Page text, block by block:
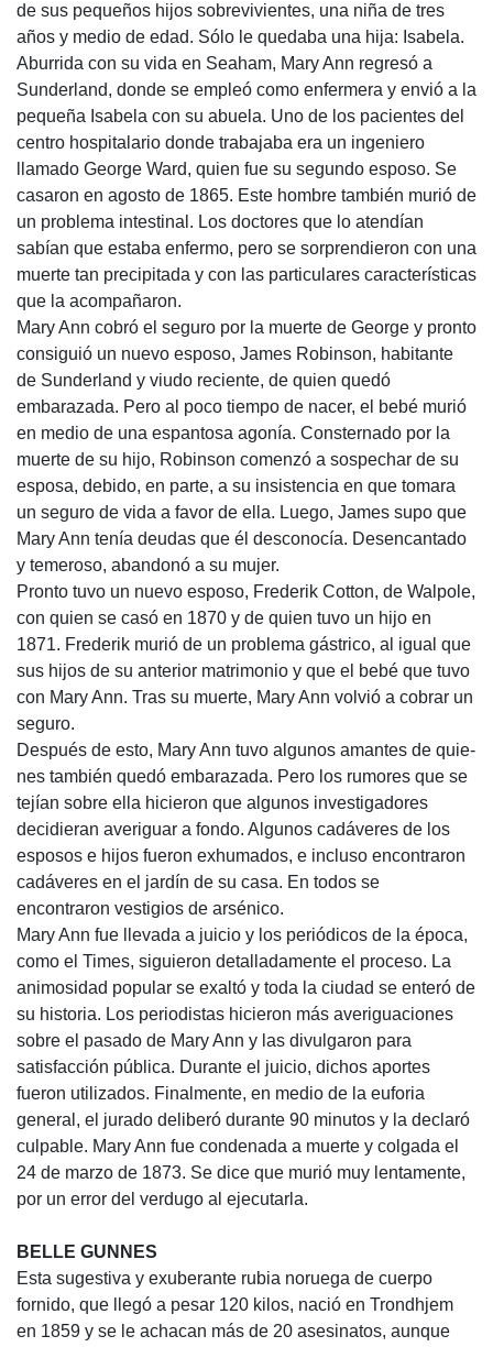
de sus pequeños hijos sobrevivientes, una niña de tres
años y medio de edad. Sólo le quedaba una hija: Isabela.
Aburrida con su vida en Seaham, Mary Ann regresó a
Sunderland, donde se empleó como enfermera y envió a la
pequeña Isabela con su abuela. Uno de los pacientes del
centro hospitalario donde trabajaba era un in­geniero
llamado George Ward, quien fue su segundo esposo. Se
casaron en agosto de 1865. Este hombre también murió de
un problema intestinal. Los doctores que lo atendían
sabían que estaba enfermo, pero se sorprendieron con una
muerte tan precipitada y con las particulares características
que la acompañaron.
Mary Ann cobró el seguro por la muerte de George y pronto
consiguió un nuevo esposo, James Robinson, habitante
de Sunderland y viudo reciente, de quien quedó
embarazada. Pero al poco tiem­po de nacer, el bebé murió
en medio de una espantosa agonía. Consternado por la
muerte de su hijo, Robinson comenzó a sospechar de su
es­posa, debido, en parte, a su insistencia en que tomara
un seguro de vida a favor de ella. Luego, James supo que
Mary Ann tenía deudas que él desconocía. Desencantado
y temeroso, abandonó a su mujer.
Pronto tuvo un nuevo esposo, Frederik Cotton, de Walpole,
con quien se casó en 1870 y de quien tuvo un hijo en
1871. Frederik murió de un problema gástrico, al igual que
sus hijos de su anterior matrimonio y que el bebé que tuvo
con Mary Ann. Tras su muerte, Mary Ann volvió a cobrar un
seguro.
Después de esto, Mary Ann tuvo algunos amantes de quie­
nes también quedó embarazada. Pero los rumores que se
tejían sobre ella hicieron que algunos investigadores
decidieran averiguar a fondo. Algunos cadáveres de los
esposos e hijos fueron exhumados, e incluso encontraron
cadáveres en el jardín de su casa. En todos se
encontraron vestigios de arsénico.
Mary Ann fue llevada a juicio y los periódicos de la época,
como el Times, siguieron detalladamente el proceso. La
animosidad popular se exaltó y toda la ciudad se enteró de
su historia. Los periodistas hicieron más averiguaciones
so­bre el pasado de Mary Ann y las divulgaron para
satisfacción pública. Durante el juicio, dichos aportes
fueron utilizados. Finalmente, en medio de la euforia
general, el jurado deliberó durante 90 minutos y la declaró
culpable. Mary Ann fue condenada a muerte y colgada el
24 de marzo de 1873. Se dice que murió muy lentamente,
por un error del verdugo al ejecutarla.
BELLE GUNNES
Esta sugestiva y exuberante rubia noruega de cuerpo
fornido, que llegó a pesar 120 kilos, nació en Trondhjem
en 1859 y se le achacan más de 20 asesinatos, aunque